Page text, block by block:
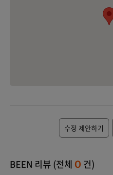
수정 제안하기
BEEN 리뷰 (전체 0 건)